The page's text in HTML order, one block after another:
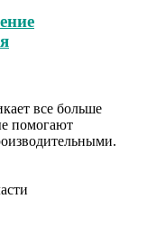
все больше
помогают